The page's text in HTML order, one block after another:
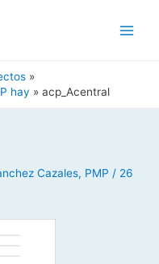
hay
acp_Acentral
Cazales, PMP / 26